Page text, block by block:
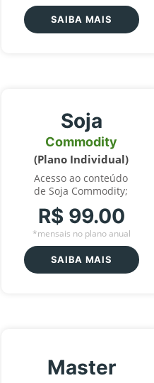
SAIBA MAIS
Soja
Commodity
(Plano Individual)
Acesso ao conteúdo
de Soja Commodity;
R$ 99.00
*mensais no plano anual
SAIBA MAIS
Master